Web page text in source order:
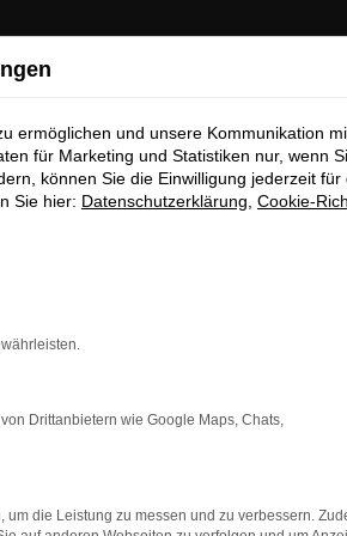
ermöglichen und unsere Kommunikation
für Marketing und Statistiken nur, wenn
können Sie die Einwilligung jederzeit für
Sie hier: Datenschutzerklärung Cookie-
Drittanbietern wie Google Maps, Chats,
die Leistung zu messen und zu verbessern.